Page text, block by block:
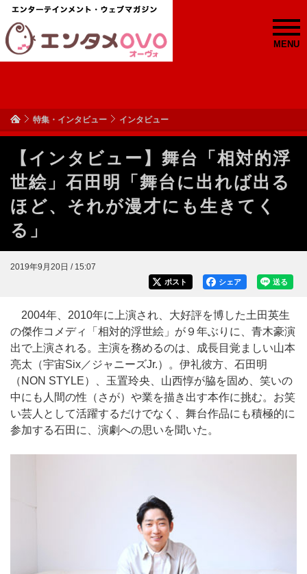
MENU
特集・インタビュー インタビュー
【インタビュー】舞台「相対的浮
世絵」石田明「舞台に出れば出る
ほど、それが漫才にも生きてく
る」
2019年9月20日 / 15:07
送る
シェア
ポスト
2004年、2010年に上演され、大好評を博した土田英生
の傑作コメディ「相対的浮世絵」が９年ぶりに、青木豪演
出で上演される。主演を務めるのは、成長目覚ましい山本
亮太（宇宙Six／ジャニーズJr.）。伊礼彼方、石田明
（NON STYLE）、玉置玲央、山西惇が脇を固め、笑いの
中にも人間の性（さが）や業を描き出す本作に挑む。お笑
い芸人として活躍するだけでなく、舞台作品にも積極的に
参加する石田に、演劇への思いを聞いた。